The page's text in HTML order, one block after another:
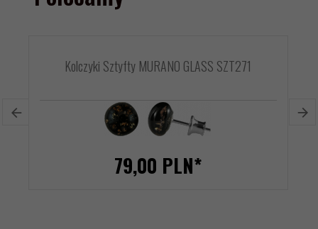
Kolczyki Sztyfty MURANO GLASS SZT271
79,00 PLN*